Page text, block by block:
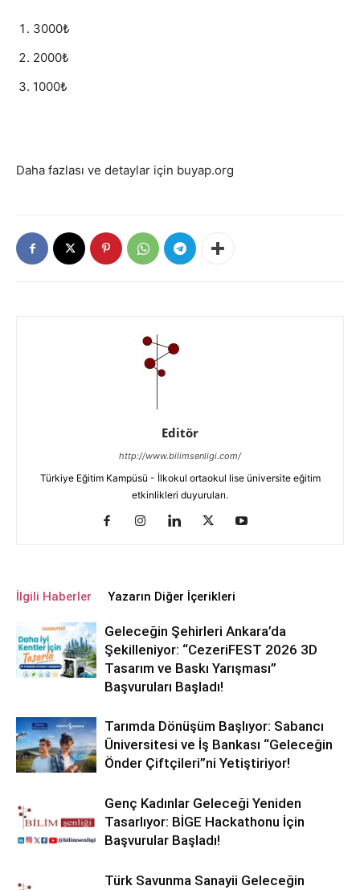
3000₺
2000₺
1000₺
Daha fazlası ve detaylar için buyap.org
Editör
http://www.bilimsenligi.com/
Türkiye Eğitim Kampüsü - İlkokul ortaokul lise üniversite eğitim
etkinlikleri duyuruları.
İlgili Haberler Yazarın Diğer İçerikleri
Geleceğin Şehirleri Ankara’da
Şekilleniyor: “CezeriFEST 2026 3D
Tasarım ve Baskı Yarışması”
Başvuruları Başladı!
Tarımda Dönüşüm Başlıyor: Sabancı
Üniversitesi ve İş Bankası “Geleceğin
Önder Çiftçileri”ni Yetiştiriyor!
Genç Kadınlar Geleceği Yeniden
Tasarlıyor: BİGE Hackathonu İçin
Başvurular Başladı!
Türk Savunma Sanayii Geleceğin